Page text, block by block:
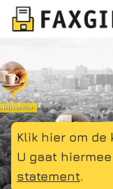
Klik hier om de
U gaat
statement.